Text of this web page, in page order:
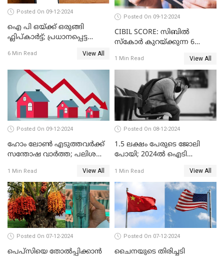
Posted On 09-12-2024
ഐ പി ഒയ്ക്ക് ഒരുങ്ങി
ഫ്ലിപ്കാർട്ട്; പ്രധാനപ്പെട്ട
6 Min Read View All
Posted On 09-12-2024
CIBIL SCORE: സിബിൽ
സ്കോർ കുറയ്ക്കുന്ന 6
1 Min Read View All
Posted On 09-12-2024
ഹോം ലോൺ എടുത്തവർക്ക്
സന്തോഷ വാർത്ത; പലിശ
1 Min Read View All
Posted On 08-12-2024
1.5 ലക്ഷം പേരുടെ ജോലി
പോയി; 2024ൽ ഐടി
1 Min Read View All
Posted On 07-12-2024
പെപ്സിയെ തോൽപ്പിക്കാൻ
Posted On 07-12-2024
ചൈനയുടെ തിരിച്ചടി